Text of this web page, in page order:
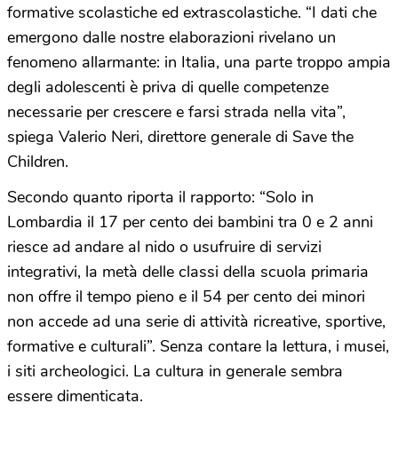
formative scolastiche ed extrascolastiche. “I dati che
emergono dalle nostre elaborazioni rivelano un
fenomeno allarmante: in Italia, una parte troppo ampia
degli adolescenti è priva di quelle competenze
necessarie per crescere e farsi strada nella vita”,
spiega Valerio Neri, direttore generale di Save the
Children.
Secondo quanto riporta il rapporto: “Solo in
Lombardia il 17 per cento dei bambini tra 0 e 2 anni
riesce ad andare al nido o usufruire di servizi
integrativi, la metà delle classi della scuola primaria
non offre il tempo pieno e il 54 per cento dei minori
non accede ad una serie di attività ricreative, sportive,
formative e culturali”. Senza contare la lettura, i musei,
i siti archeologici. La cultura in generale sembra
essere dimenticata.